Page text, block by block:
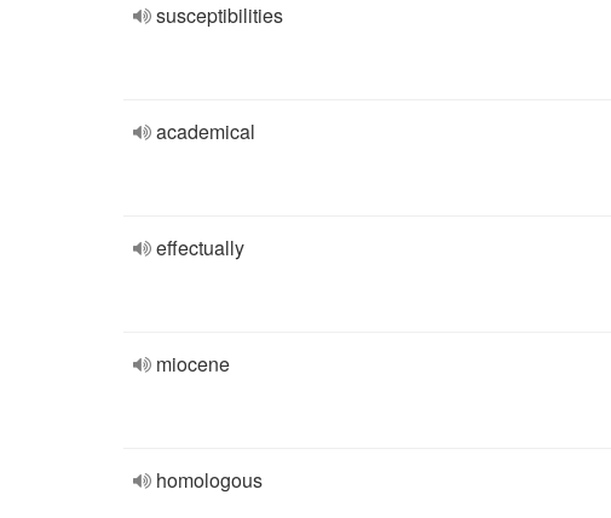
susceptibilities
academical
effectually
miocene
homologous